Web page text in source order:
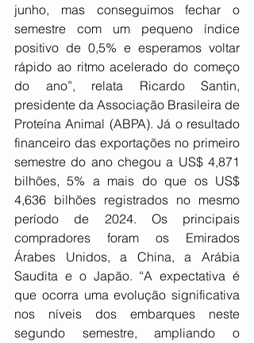
junho, mas conseguimos fechar o
semestre com um pequeno índice
positivo de 0,5% e esperamos voltar
rápido ao ritmo acelerado do começo
do ano”, relata Ricardo Santin,
presidente da Associação Brasileira de
Proteína Animal (ABPA). Já o resultado
financeiro das exportações no primeiro
semestre do ano chegou a US$ 4,871
bilhões, 5% a mais do que os US$
4,636 bilhões registrados no mesmo
período de 2024. Os principais
compradores foram os Emirados
Árabes Unidos, a China, a Arábia
Saudita e o Japão. “A expectativa é
que ocorra uma evolução significativa
nos níveis dos embarques neste
segundo semestre, ampliando o